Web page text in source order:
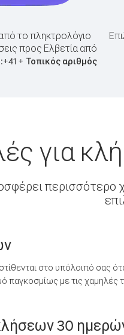
το πληκτρολόγιο
προς Ελβετία από
+41 + Τοπικός αριθμός
για
περισσότερο
στο υπόλοιπό σας
παγκοσμίως με τις χαμηλές
30